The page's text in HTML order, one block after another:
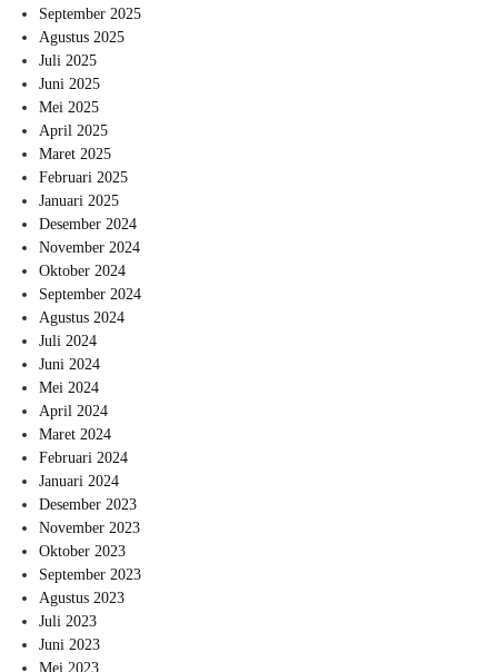
September 2025
Agustus 2025
Juli 2025
Juni 2025
Mei 2025
April 2025
Maret 2025
Februari 2025
Januari 2025
Desember 2024
November 2024
Oktober 2024
September 2024
Agustus 2024
Juli 2024
Juni 2024
Mei 2024
April 2024
Maret 2024
Februari 2024
Januari 2024
Desember 2023
November 2023
Oktober 2023
September 2023
Agustus 2023
Juli 2023
Juni 2023
Mei 2023